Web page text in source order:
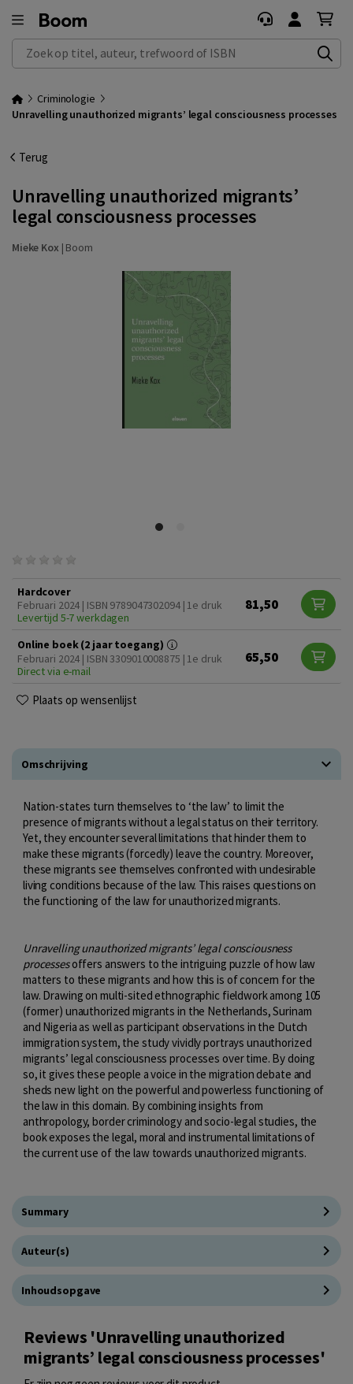
Zoek op titel, auteur, trefwoord of ISBN
Criminologie
Unravelling unauthorized migrants’ legal consciousness processes
Terug
Unravelling unauthorized migrants’
legal consciousness processes
Mieke Kox | Boom
Hardcover
Februari 2024 | ISBN 9789047302094 | 1e druk
Levertijd 5-7 werkdagen
81,50
Online boek (2 jaar toegang)
Februari 2024 | ISBN 3309010008875 | 1e druk
Direct via e-mail
65,50
Plaats op wensenlijst
Omschrijving
Nation-states turn themselves to ‘the law’ to limit the
presence of migrants without a legal status on their territory.
Yet, they encounter several limitations that hinder them to
make these migrants (forcedly) leave the country. Moreover,
these migrants see themselves confronted with undesirable
living conditions because of the law. This raises questions on
the functioning of the law for unauthorized migrants.
Unravelling unauthorized migrants’ legal consciousness
processesoffers answers to the intriguing puzzle of how law
matters to these migrants and how this is of concern for the
law. Drawing on multi-sited ethnographic fieldwork among 105
(former) unauthorized migrants in the Netherlands, Surinam
and Nigeria as well as participant observations in the Dutch
immigration system, the study vividly portrays unauthorized
migrants’ legal consciousness processes over time. By doing
so, it gives these people a voice in the migration debate and
sheds new light on the powerful and powerless functioning of
the law in this domain. By combining insights from
anthropology, border criminology and socio-legal studies, the
book exposes the legal, moral and instrumental limitations of
the current use of the law towards unauthorized migrants.
Summary
Auteur(s)
Inhoudsopgave
Reviews 'Unravelling unauthorized
migrants’ legal consciousness processes'